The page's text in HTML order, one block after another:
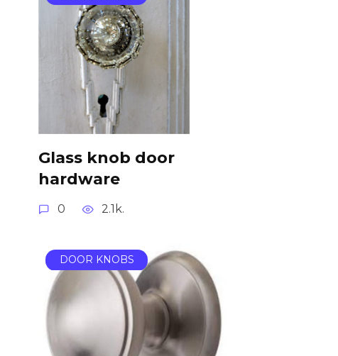
Glass knob door
hardware
0 2.1k.
DOOR KNOBS